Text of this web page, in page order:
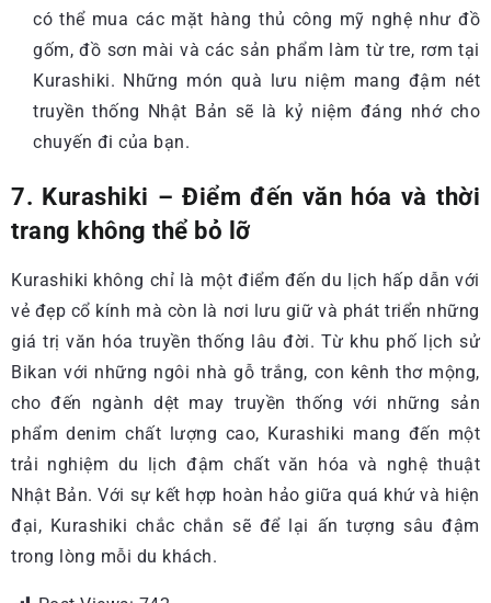
có thể mua các mặt hàng thủ công mỹ nghệ như đồ
gốm, đồ sơn mài và các sản phẩm làm từ tre, rơm tại
Kurashiki. Những món quà lưu niệm mang đậm nét
truyền thống Nhật Bản sẽ là kỷ niệm đáng nhớ cho
chuyến đi của bạn.
7. Kurashiki – Điểm đến văn hóa và thời
trang không thể bỏ lỡ
Kurashiki không chỉ là một điểm đến du lịch hấp dẫn với
vẻ đẹp cổ kính mà còn là nơi lưu giữ và phát triển những
giá trị văn hóa truyền thống lâu đời. Từ khu phố lịch sử
Bikan với những ngôi nhà gỗ trắng, con kênh thơ mộng,
cho đến ngành dệt may truyền thống với những sản
phẩm denim chất lượng cao, Kurashiki mang đến một
trải nghiệm du lịch đậm chất văn hóa và nghệ thuật
Nhật Bản. Với sự kết hợp hoàn hảo giữa quá khứ và hiện
đại, Kurashiki chắc chắn sẽ để lại ấn tượng sâu đậm
trong lòng mỗi du khách.